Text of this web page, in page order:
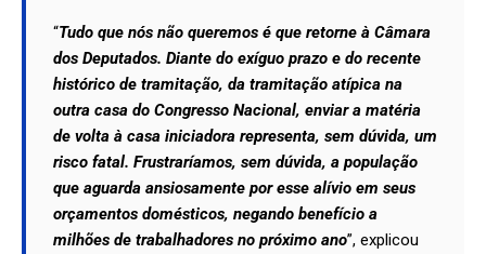
“Tudo que nós não queremos é que retorne à Câmara
dos Deputados. Diante do exíguo prazo e do recente
histórico de tramitação, da tramitação atípica na
outra casa do Congresso Nacional, enviar a matéria
de volta à casa iniciadora representa, sem dúvida, um
risco fatal. Frustraríamos, sem dúvida, a população
que aguarda ansiosamente por esse alívio em seus
orçamentos domésticos, negando benefício a
milhões de trabalhadores no próximo ano”, explicou